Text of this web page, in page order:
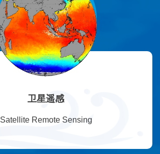
卫星遥感
Satellite Remote Sensing